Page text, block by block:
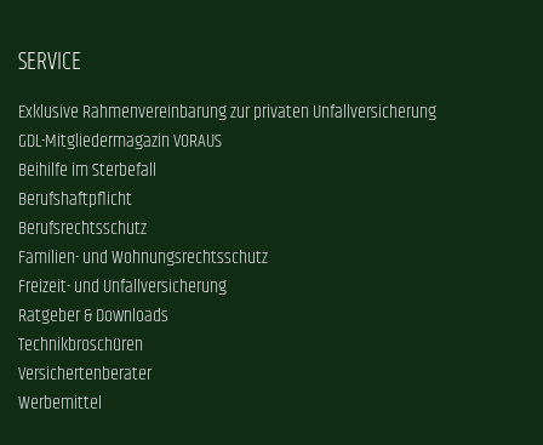
SERVICE
Exklusive Rahmenvereinbarung zur privaten Unfallversicherung
GDL-Mitgliedermagazin VORAUS
Beihilfe im Sterbefall
Berufshaftpflicht
Berufsrechtsschutz
Familien- und Wohnungsrechtsschutz
Freizeit- und Unfallversicherung
Ratgeber & Downloads
Technikbroschüren
Versichertenberater
Werbemittel